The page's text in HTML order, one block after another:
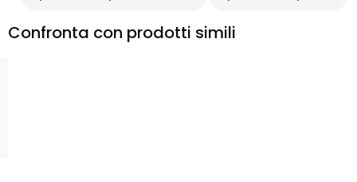
Confronta con prodotti simili